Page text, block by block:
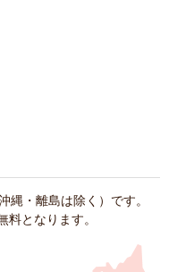
縄・離島は除く）です。
となります。